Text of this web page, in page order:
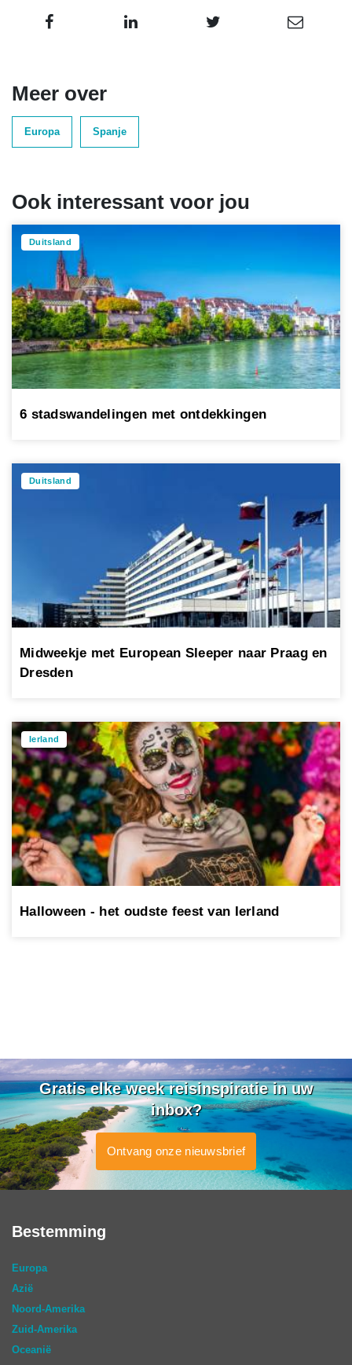
Meer over
Europa Spanje
Ook interessant voor jou
Duitsland
6 stadswandelingen met ontdekkingen
Duitsland
Midweekje met European Sleeper naar Praag en
Dresden
Ierland
Halloween - het oudste feest van Ierland
Gratis elke week reisinspiratie in uw
inbox?
Ontvang onze nieuwsbrief
Bestemming
Europa
Azië
Noord-Amerika
Zuid-Amerika
Oceanië